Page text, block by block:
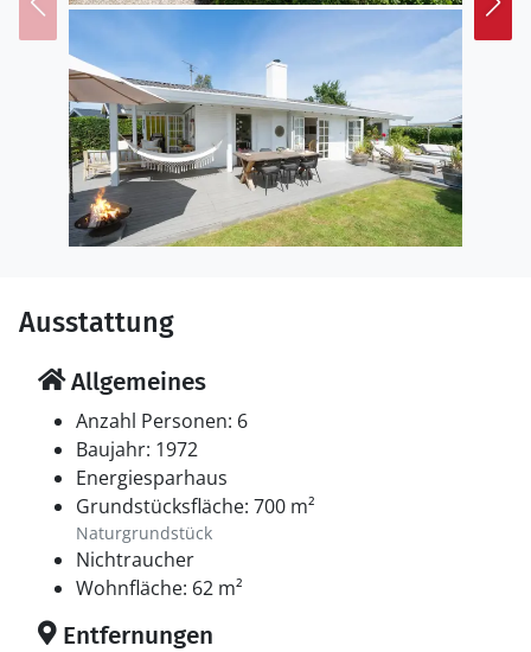
Ausstattung
Allgemeines
Anzahl Personen: 6
Baujahr: 1972
Energiesparhaus
Grundstücksfläche: 700 m²
Naturgrundstück
Nichtraucher
Wohnfläche: 62 m²
Entfernungen